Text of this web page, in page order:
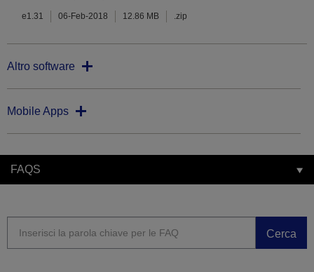
e1.31 06-Feb-2018 12.86 MB .zip
Altro software
Mobile Apps
FAQS
Cerca